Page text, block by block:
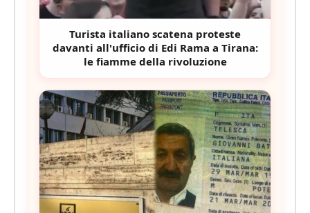
Turista italiano scatena proteste
davanti all'ufficio di Edi Rama a Tirana:
le fiamme della rivoluzione